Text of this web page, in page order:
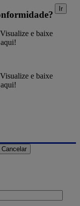
e baixe
e baixe
Cancelar
Ir